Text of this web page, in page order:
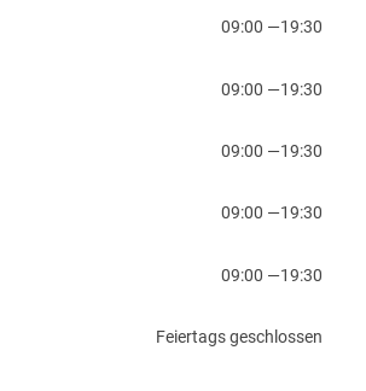
09:00 —19:30
09:00 —19:30
09:00 —19:30
09:00 —19:30
09:00 —19:30
Feiertags geschlossen